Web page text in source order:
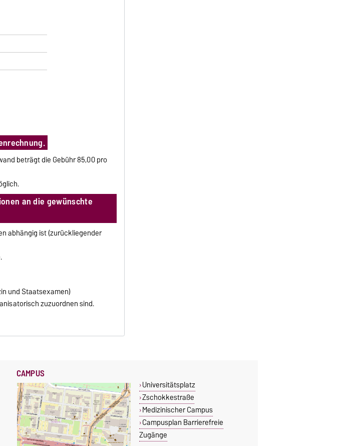
beträgt die Gebühr 85,00 pro
an die gewünschte
abhängig ist (zurückliegender
und Staatsexamen)
zuzuordnen sind.
CAMPUS
Universitätsplatz
Zschokkestraße
Medizinischer Campus
Campusplan Barrierefreie
Zugänge